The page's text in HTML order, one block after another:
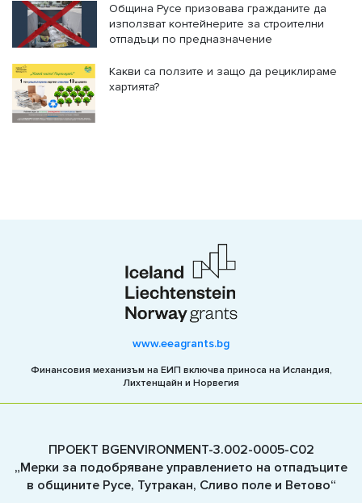
Община Русе призовава гражданите да
използват контейнерите за строителни
отпадъци по предназначение
Какви са ползите и защо да рециклираме
хартията?
www.eeagrants.bg
Финансовия механизъм на ЕИП включва приноса на Исландия,
Лихтенщайн и Норвегия
ПРОЕКТ BGENVIRONMENT-3.002-0005-C02
„Мерки за подобряване управлението на отпадъците
в общините Русе, Тутракан, Сливо поле и Ветово“